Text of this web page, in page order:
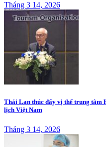
Tháng 3 14, 2026
Thái Lan thúc đẩy vị thế trung tâm
lịch Việt Nam
Tháng 3 14, 2026